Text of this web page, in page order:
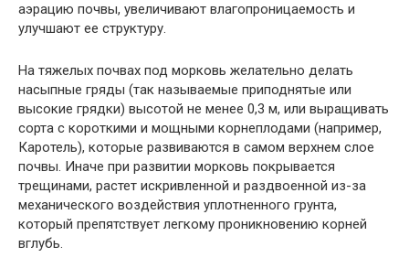
аэрацию почвы, увеличивают влагопроницаемость и
улучшают ее структуру.
На тяжелых почвах под морковь желательно делать
насыпные гряды (так называемые приподнятые или
высокие грядки) высотой не менее 0,3 м, или выращивать
сорта с короткими и мощными корнеплодами (например,
Каротель), которые развиваются в самом верхнем слое
почвы. Иначе при развитии морковь покрывается
трещинами, растет искривленной и раздвоенной из-за
механического воздействия уплотненного грунта,
который препятствует легкому проникновению корней
вглубь.